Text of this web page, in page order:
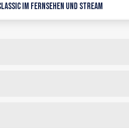
im Fernsehen und Stream